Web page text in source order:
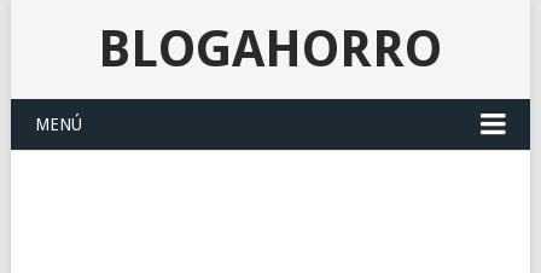
BLOGAHORRO
MENÚ